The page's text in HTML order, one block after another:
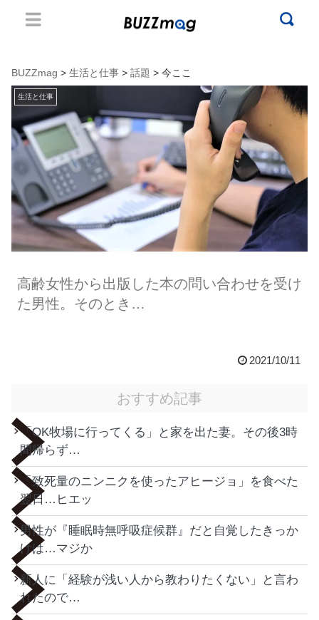
BUZZmag > 生活と仕事 > 話題 > 今ここ
生活と仕事
高齢女性から出版した本の問い合わせを受け
た男性。そのとき…
2021/10/11
おすすめ記事
「OK牧場に行ってくる」と家を出た妻。その後3時
間帰らず…
「致死量のニンニクを使ったアヒージョ」を食べた
翌日…ヒエッ
男性が『睡眠時無呼吸症候群』だと自覚したきっか
けは…マジか
新人に「経験が浅い人から教わりたくない」と言わ
れたので…